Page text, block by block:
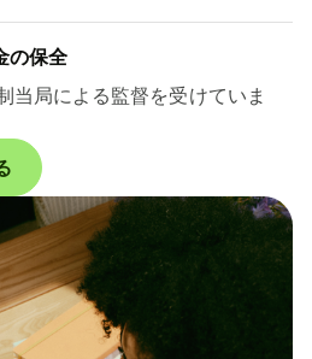
の保全
当局による監督を受けていま